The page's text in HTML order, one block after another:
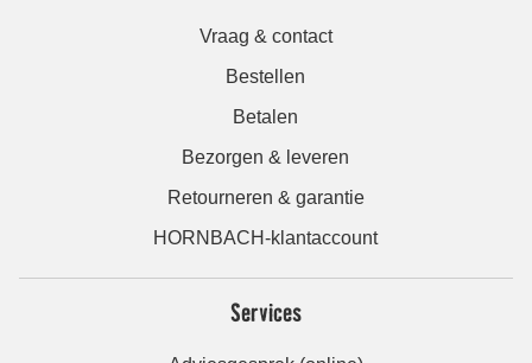
Vraag & contact
Bestellen
Betalen
Bezorgen & leveren
Retourneren & garantie
HORNBACH-klantaccount
Services